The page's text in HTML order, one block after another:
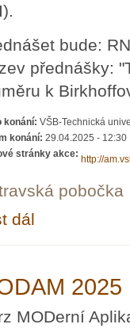
bude:
přednášky:
k
konání: VŠB-Technická
konání: 29.04.2025 - 12:30
stránky akce:
http://
pobočka
dál
2025
MODerní